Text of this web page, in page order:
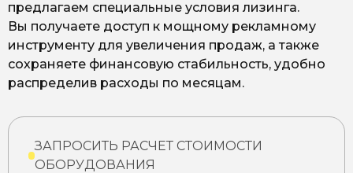
предлагаем специальные условия лизинга.
Вы получаете доступ к мощному рекламному
инструменту для увеличения продаж, а также
сохраняете финансовую стабильность, удобно
распределив расходы по месяцам.
ЗАПРОСИТЬ РАСЧЕТ СТОИМОСТИ
ОБОРУДОВАНИЯ